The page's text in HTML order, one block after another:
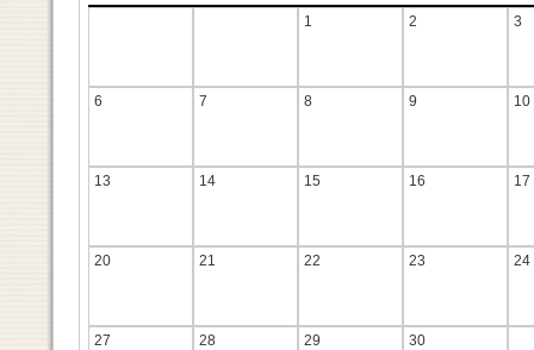
1 2 3
6 7 8 9 10
13 14 15 16 17
20 21 22 23 24
27 28 29 30